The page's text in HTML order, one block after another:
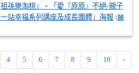
孫樂淘桃」、「愛『原原』不絕-親子
站幸福系列講座及成長團體」海報 (輔
4 5 6 7 8 9 10 ›